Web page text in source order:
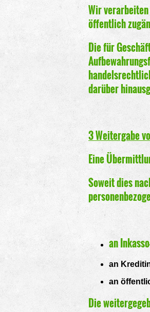
Wir verarbeiten
öffentlich
Die für
darüber
3 Weitergabe
Eine
Soweit dies
an
an
an
Die